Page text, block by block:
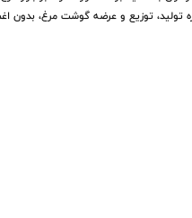
تولید، توزیع و عرضه گوشت مرغ، بدون